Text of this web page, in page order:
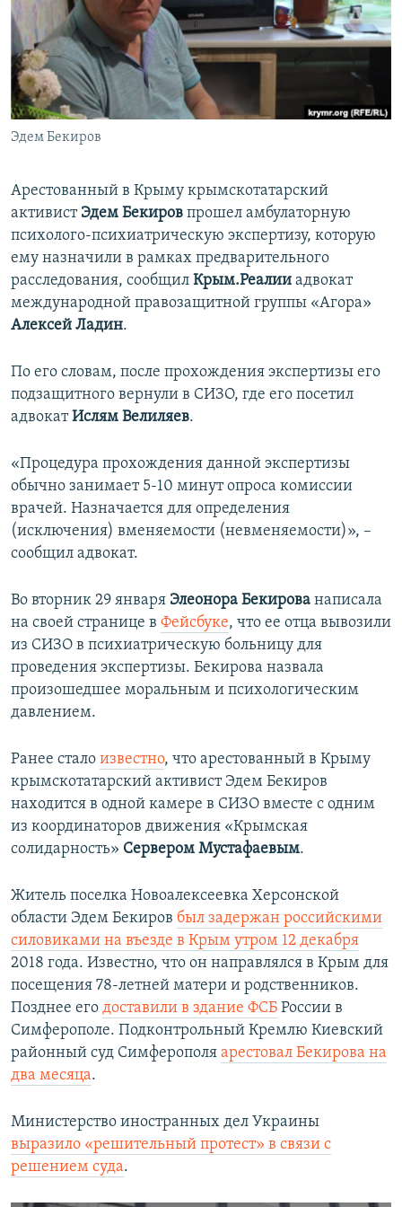
ПОБЕДИТЕЛЕЙ НЕ СУДЯТ?
КРЫМ.НЕПОКОРЕННЫЙ
ELIFBE
УКРАИНСКАЯ ПРОБЛЕМА КРЫМА
ПРИСОЕДИНЯЙТЕСЬ!
Все сайты RFE/RL
Эдем Бекиров
Арестованный в Крыму крымскотатарский
активист Эдем Бекиров прошел амбулаторную
психолого-психиатрическую экспертизу, которую
ему назначили в рамках предварительного
расследования, сообщил Крым.Реалии адвокат
международной правозащитной группы «Агора»
Алексей Ладин.
По его словам, после прохождения экспертизы его
подзащитного вернули в СИЗО, где его посетил
адвокатИслям Велиляев.
«Процедура прохождения данной экспертизы
обычно занимает 5-10 минут опроса комиссии
врачей. Назначается для определения
(исключения) вменяемости (невменяемости)», –
сообщил адвокат.
Во вторник 29 января Элеонора Бекирова написала
на своей странице в Фейсбуке, что ее отца вывозили
из СИЗО в психиатрическую больницу для
проведения экспертизы. Бекирова назвала
произошедшее моральным и психологическим
давлением.
Ранее стало известно, что арестованный в Крыму
крымскотатарский активист Эдем Бекиров
находится в одной камере в СИЗО вместе с одним
из координаторов движения «Крымская
солидарность» Сервером Мустафаевым.
Житель поселка Новоалексеевка Херсонской
области Эдем Бекиров был задержан российскими
силовиками на въезде в Крым утром 12 декабря
2018 года. Известно, что он направлялся в Крым для
посещения 78-летней матери и родственников.
Позднее его доставили в здание ФСБ России в
Симферополе. Подконтрольный Кремлю Киевский
районный суд Симферополя арестовал Бекирова на
два месяца.
Министерство иностранных дел Украины
выразило «решительный протест» в связи с
решением суда.